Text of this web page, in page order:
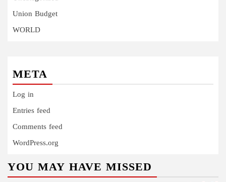
Union Budget
WORLD
META
Log in
Entries feed
Comments feed
WordPress.org
YOU MAY HAVE MISSED